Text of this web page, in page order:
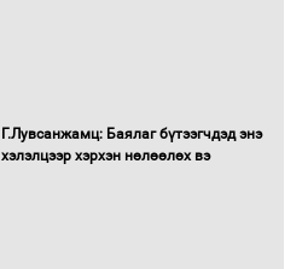
шилжиж, найр наадам, зөвлөгөөн,
гадаад томилолтыг хориглолоо
Г.Лувсанжамц: Баялаг бүтээгчдэд энэ
хэлэлцээр хэрхэн нөлөөлөх вэ